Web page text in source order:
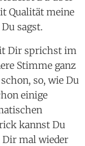
Qualität meine
sagst.
Dir sprichst im
Stimme ganz
so, wie Du
einige
kannst Du
Dir mal wieder